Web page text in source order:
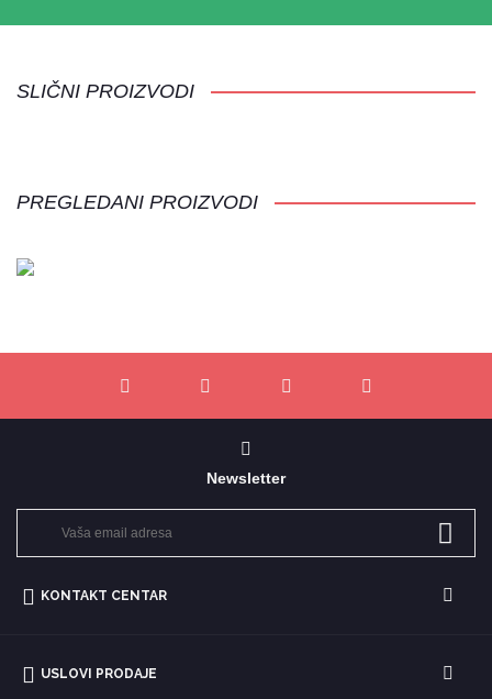
SLIČNI PROIZVODI
PREGLEDANI PROIZVODI
Newsletter
KONTAKT CENTAR
USLOVI PRODAJE